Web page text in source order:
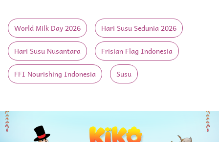
World Milk Day 2026 Hari Susu Sedunia 2026
Hari Susu Nusantara Frisian Flag Indonesia
FFI Nourishing Indonesia Susu